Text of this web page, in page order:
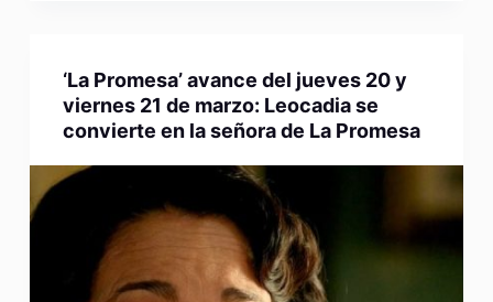
‘La Promesa’ avance del jueves 20 y
viernes 21 de marzo: Leocadia se
convierte en la señora de La Promesa